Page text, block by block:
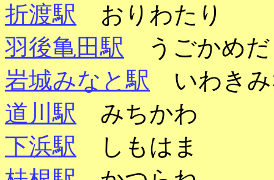
折渡駅 おりわたり
羽後亀田駅 うごかめだ
岩城みなと駅 いわきみ
道川駅 みちかわ
下浜駅 しもはま